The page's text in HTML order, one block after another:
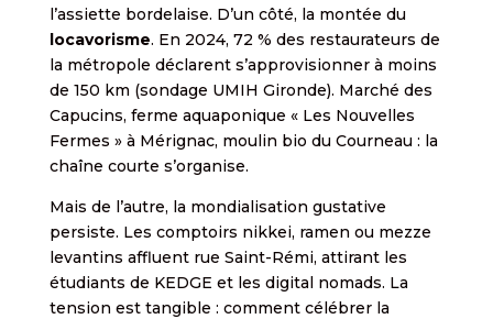
l’assiette bordelaise. D’un côté, la montée du
locavorisme. En 2024, 72 % des restaurateurs de
la métropole déclarent s’approvisionner à moins
de 150 km (sondage UMIH Gironde). Marché des
Capucins, ferme aquaponique « Les Nouvelles
Fermes » à Mérignac, moulin bio du Courneau : la
chaîne courte s’organise.
Mais de l’autre, la mondialisation gustative
persiste. Les comptoirs nikkei, ramen ou mezze
levantins affluent rue Saint-Rémi, attirant les
étudiants de KEDGE et les digital nomads. La
tension est tangible : comment célébrer la